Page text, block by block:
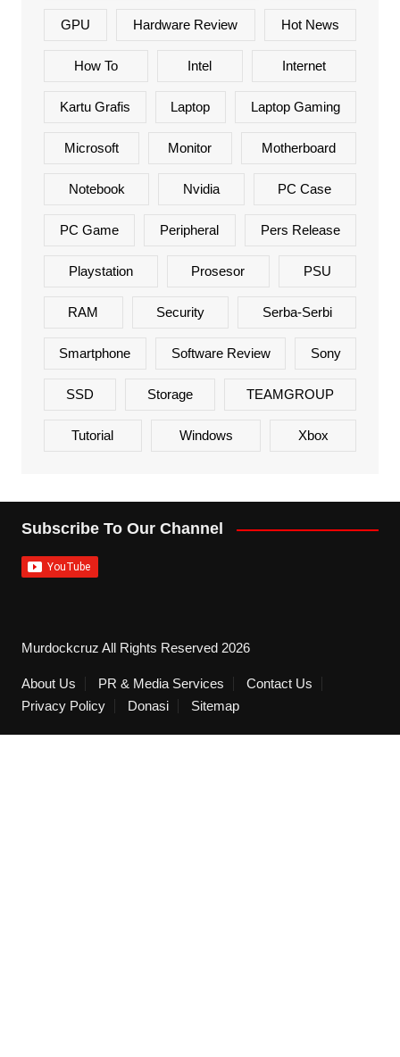
GPU Hardware Review Hot News
How To Intel Internet
Kartu Grafis Laptop Laptop Gaming
Microsoft Monitor Motherboard
Notebook Nvidia PC Case
PC Game Peripheral Pers Release
Playstation Prosesor PSU
RAM Security Serba-Serbi
Smartphone Software Review Sony
SSD Storage TEAMGROUP
Tutorial Windows Xbox
Subscribe To Our Channel
Murdockcruz All Rights Reserved 2026
About Us PR & Media Services
Contact Us
Privacy Policy
Donasi Sitemap